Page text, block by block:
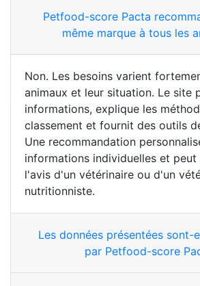
Petfood-score Pacta
même marque à tous les
Non. Les besoins varient
animaux et leur situation. Le site
informations, explique les
classement et fournit des outils
Une recommandation
informations individuelles et peut
l'avis d'un vétérinaire ou d'un
nutritionniste.
Les données présentées sont-
par Petfood-score